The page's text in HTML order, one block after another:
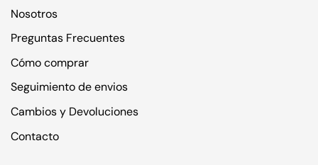
Nosotros
Preguntas Frecuentes
Cómo comprar
Seguimiento de envios
Cambios y Devoluciones
Contacto